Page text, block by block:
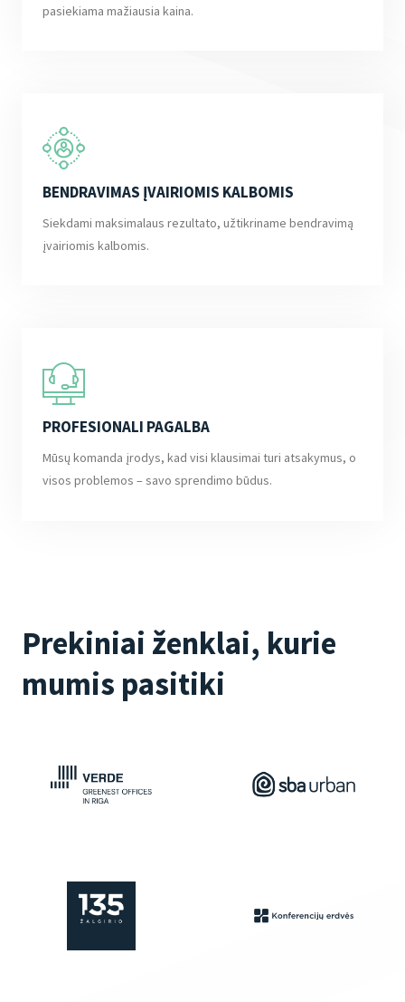
pasiekiama mažiausia kaina.
BENDRAVIMAS ĮVAIRIOMIS KALBOMIS
Siekdami maksimalaus rezultato, užtikriname bendravimą
įvairiomis kalbomis.
PROFESIONALI PAGALBA
Mūsų komanda įrodys, kad visi klausimai turi atsakymus, o
visos problemos – savo sprendimo būdus.
Prekiniai ženklai, kurie
mumis pasitiki